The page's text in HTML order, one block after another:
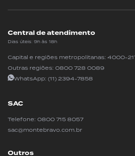
Central de atendimento
Dias úteis: 9h às 18h
Capital e regiões metropolitanas: 4000-
Outras regiões: 0800 728 0089
WhatsApp: (11) 2394-7858
SAC
Telefone: 0800 715 8057
sac@montebravo.com.br
Outros